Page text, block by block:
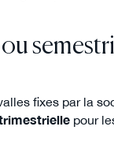
fixes par la
pour